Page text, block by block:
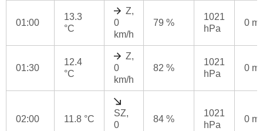
01:00
13.3
°C
Z,
0
km/h
79 %
1021
hPa
0
01:30
12.4
°C
Z,
0
km/h
82 %
1021
hPa
0
02:00 11.8 °C
SZ,
0
84 %
1021
hPa
0